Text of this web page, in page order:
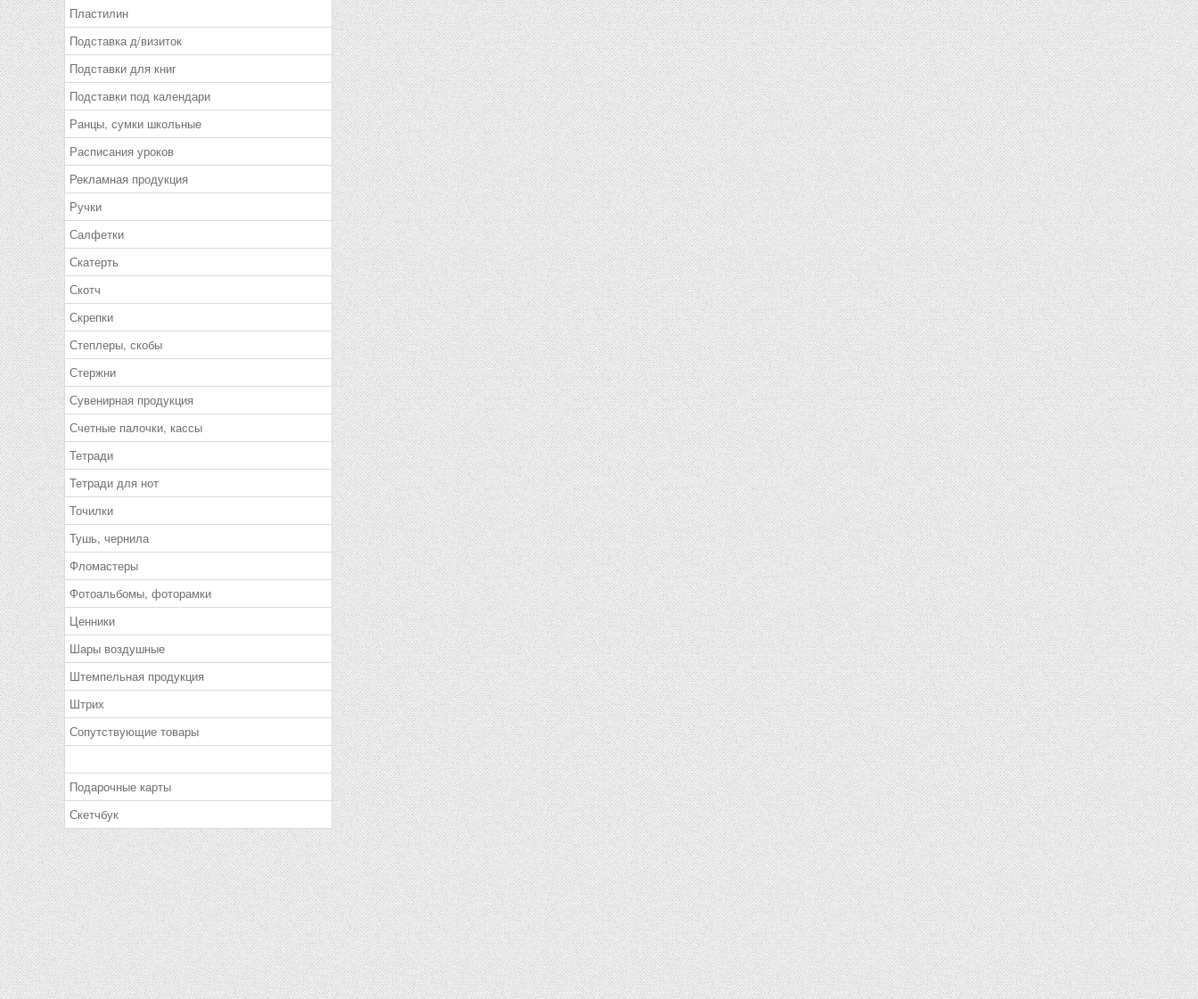
Пластилин
Подставка д/визиток
Подставки для книг
Подставки под календари
Ранцы, сумки школьные
Расписания уроков
Рекламная продукция
Ручки
Салфетки
Скатерть
Скотч
Скрепки
Степлеры, скобы
Стержни
Сувенирная продукция
Счетные палочки, кассы
Тетради
Тетради для нот
Точилки
Тушь, чернила
Фломастеры
Фотоальбомы, фоторамки
Ценники
Шары воздушные
Штемпельная продукция
Штрих
Сопутствующие товары
Подарочные карты
Скетчбук